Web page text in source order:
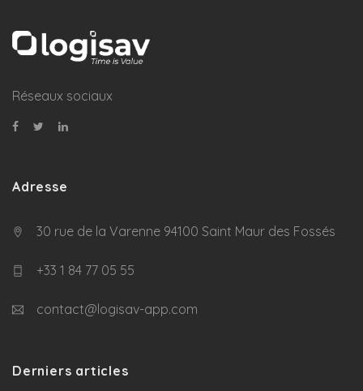
Réseaux sociaux
Adresse
30 rue de la Varenne 94100 Saint Maur des Fossés
+33 1 84 77 05 55
contact@logisav-app.com
Derniers articles